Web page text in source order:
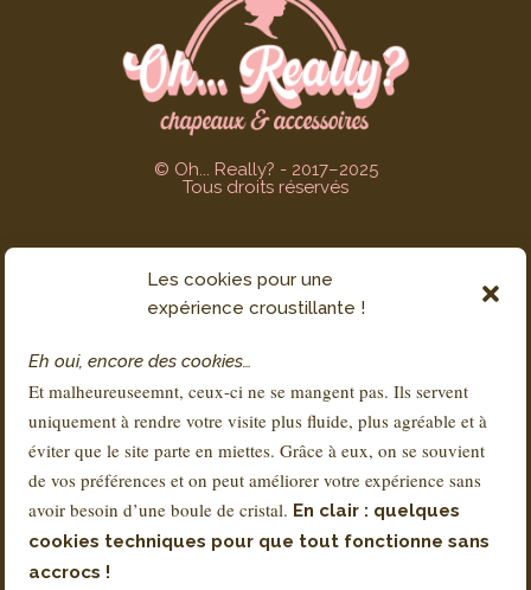
Les cookies pour une
expérience croustillante !
Eh oui, encore des cookies…
Et malheureuseemnt, ceux-ci ne se mangent pas. Ils servent
uniquement à rendre votre visite plus fluide, plus agréable et à
éviter que le site parte en miettes. Grâce à eux, on se souvient
de vos préférences et on peut améliorer votre expérience sans
avoir besoin d’une boule de cristal. En clair : quelques
cookies techniques pour que tout fonctionne sans
accrocs !
© Oh... Really? - 2017–2025
Tous droits réservés
SERVICE CLIENT
FAQs
Livraison & Retours
À propos de Sandra
RÉGLEMENTATION
Conditions Générales de Vente – CGV